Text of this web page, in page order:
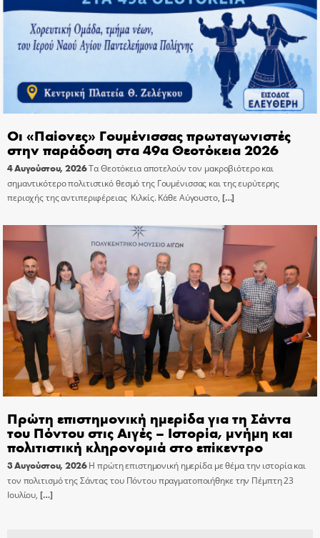
Οι «Παίονες» Γουμένισσας πρωταγωνιστές
στην παράδοση στα 49α Θεοτόκεια 2026
4 Αυγούστου, 2026Τα Θεοτόκεια αποτελούν τον μακροβιότερο και
σημαντικότερο πολιτιστικό θεσμό της Γουμένισσας και της ευρύτερης
περιοχής της αντιπεριφέρειας Κιλκίς. Κάθε Αύγουστο, […]
Πρώτη επιστημονική ημερίδα για τη Σάντα
του Πόντου στις Αιγές – Ιστορία, μνήμη και
πολιτιστική κληρονομιά στο επίκεντρο
3 Αυγούστου, 2026 Η πρώτη επιστημονική ημερίδα με θέμα την ιστορία και
τον πολιτισμό της Σάντας του Πόντου πραγματοποιήθηκε την Πέμπτη 23
Ιουλίου, […]